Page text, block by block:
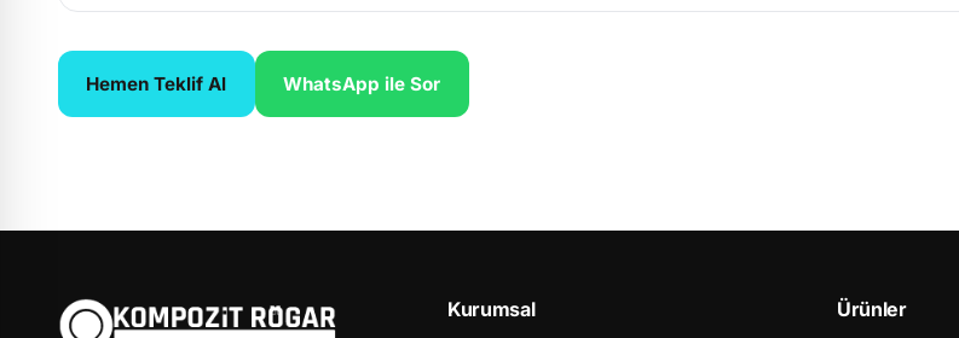
Hemen Teklif Al WhatsApp ile Sor
Kurumsal Ürünler